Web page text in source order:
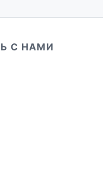
С НАМИ